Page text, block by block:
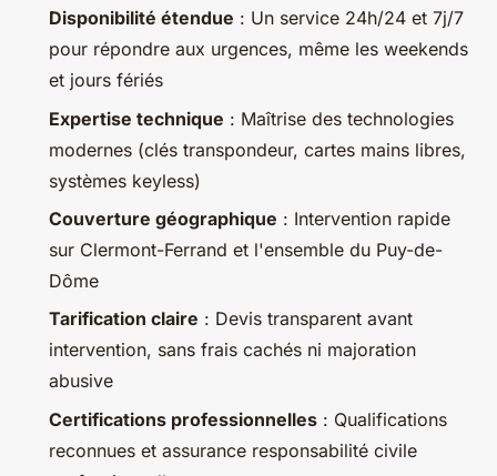
Disponibilité étendue : Un service 24h/24 et 7j/7
pour répondre aux urgences, même les weekends
et jours fériés
Expertise technique : Maîtrise des technologies
modernes (clés transpondeur, cartes mains libres,
systèmes keyless)
Couverture géographique : Intervention rapide
sur Clermont-Ferrand et l'ensemble du Puy-de-
Dôme
Tarification claire : Devis transparent avant
intervention, sans frais cachés ni majoration
abusive
Certifications professionnelles : Qualifications
reconnues et assurance responsabilité civile